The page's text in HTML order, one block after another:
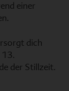
einer
dich
der Stillzeit.